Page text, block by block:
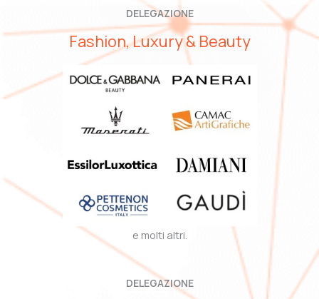
DELEGAZIONE
Fashion, Luxury & Beauty
e molti altri.
DELEGAZIONE